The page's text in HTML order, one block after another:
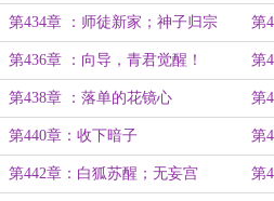
第434章 ：师徒新家；神子归宗 第
第436章 ：向导，青君觉醒！ 第
第438章 ：落单的花镜心 第
第440章：收下暗子 第
第442章：白狐苏醒；无妄宫 第